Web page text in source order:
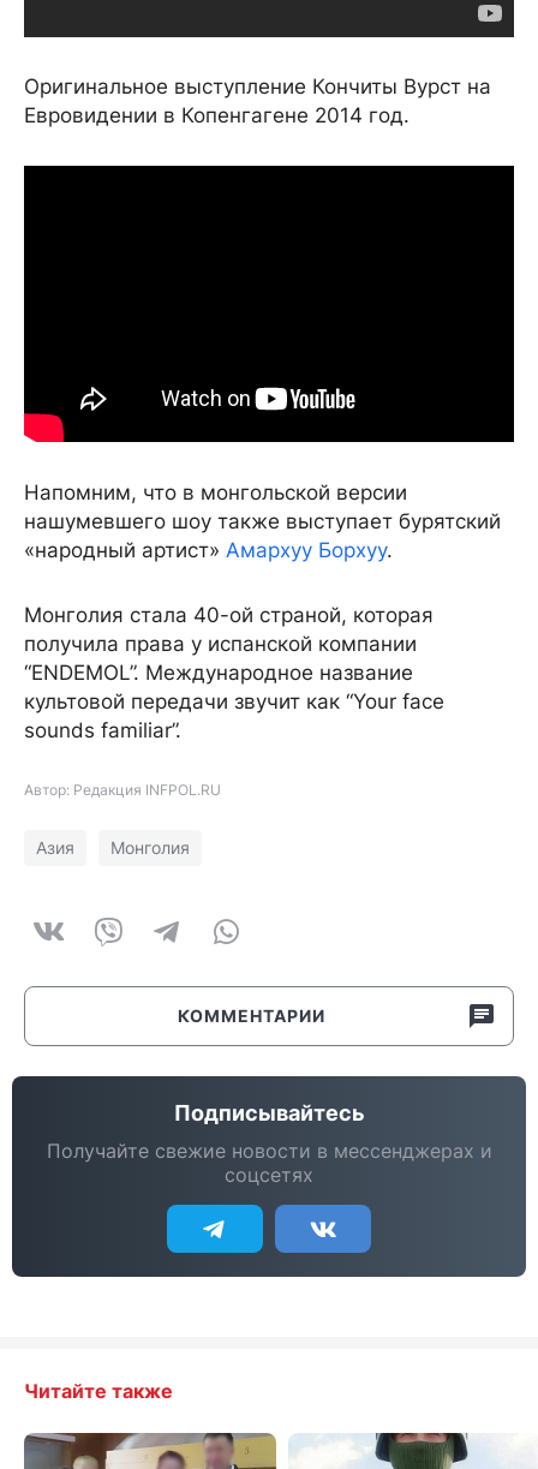
Оригинальное выступление Кончиты Вурст на
Евровидении в Копенгагене 2014 год.
Напомним, что в монгольской версии
нашумевшего шоу также выступает бурятский
«народный артист» Амархуу Борхуу.
Монголия стала 40-ой страной, которая
получила права у испанской компании
“ENDEMOL”. Международное название
культовой передачи звучит как “Your face
sounds familiar”.
Автор: Редакция INFPOL.RU
Азия Монголия
КОММЕНТАРИИ
Подписывайтесь
Получайте свежие новости в мессенджерах и
соцсетях
Читайте также